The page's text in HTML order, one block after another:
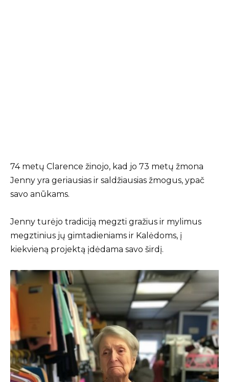
74 metų Clarence žinojo, kad jo 73 metų žmona
Jenny yra geriausias ir saldžiausias žmogus, ypač
savo anūkams.
Jenny turėjo tradiciją megzti gražius ir mylimus
megztinius jų gimtadieniams ir Kalėdoms, į
kiekvieną projektą įdėdama savo širdį.